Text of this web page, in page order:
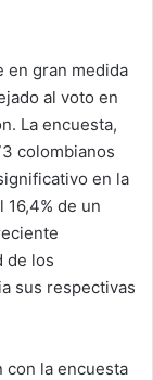
en gran medida
al voto en
La encuesta,
colombianos
en la
de un
de los
sus respectivas
con la encuesta